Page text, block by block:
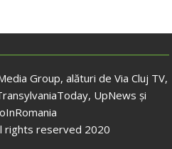
Group, alături de Via Cluj TV,
UpNews și
rights reserved 2020